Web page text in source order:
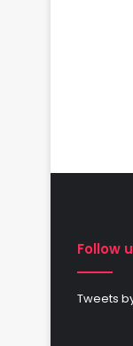
Follow
Tweets